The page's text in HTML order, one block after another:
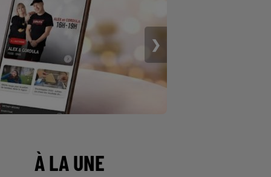
❯
À LA UNE